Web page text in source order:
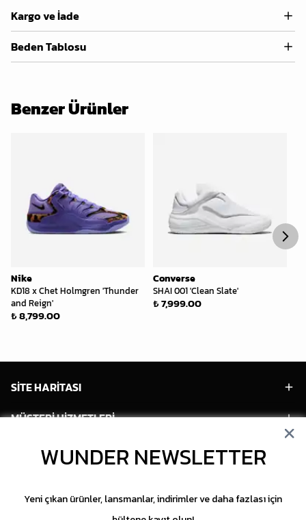
Kargo ve İade
Beden Tablosu
Benzer Ürünler
Nike
KD18 x Chet Holmgren 'Thunder
and Reign'
₺ 8,799.00
Converse
SHAI 001 'Clean Slate'
₺ 7,999.00
SİTE HARİTASI
MÜŞTERİ HİZMETLERİ
HESABIMWUNDER NEWSLETTER
Yeni çıkan ürünler, lansmanlar, indirimler ve daha fazlası için